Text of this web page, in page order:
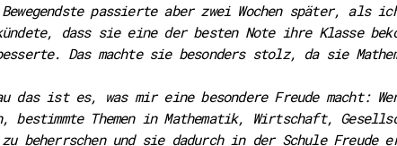
Bewegendste passierte aber zwei Wochen später,
dass sie eine der besten Note ihre Klasse
Das machte sie besonders stolz, da sie
das ist es, was mir eine besondere Freude macht:
bestimmte Themen in Mathematik, Wirtschaft,
zu beherrschen und sie dadurch in der Schule Freude